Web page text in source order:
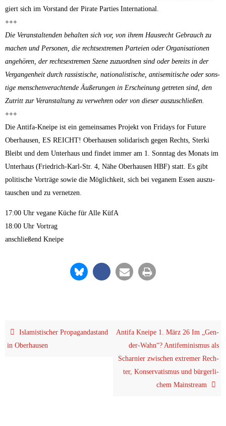
giert sich im Vor­stand der Pira­te Par­ties International.
+++
Die Ver­an­stal­ten­den behal­ten sich vor, von ihrem Haus­recht Gebrauch zu
machen und Per­so­nen, die rechts­extre­men Par­tei­en oder Orga­ni­sa­tio­nen
ange­hö­ren, der rechts­extre­men Sze­ne zuzu­ord­nen sind oder bereits in der
Ver­gan­gen­heit durch ras­sis­ti­sche, natio­na­lis­ti­sche, anti­se­mi­ti­sche oder sons­
ti­ge men­schen­ver­ach­ten­de Äuße­run­gen in Erschei­nung getre­ten sind, den
Zutritt zur Ver­an­stal­tung zu ver­weh­ren oder von die­ser auszuschließen.
+++
Die Anti­fa-Knei­pe ist ein gemein­sa­mes Pro­jekt von Fri­days for Future
Ober­hau­sen, ES REICHT! Ober­hau­sen soli­da­risch gegen Rechts, Ster­ki
Bleibt und dem Unter­haus und fin­det immer am 1. Sonn­tag des Monats im
Unter­haus (Fried­rich-Karl-Str. 4, Nähe Ober­hau­sen HBF) statt. Es gibt
poli­ti­sche Vor­trä­ge sowie die Mög­lich­keit, sich bei vega­nem Essen aus­zu­
tau­schen und zu vernetzen.
17:00 Uhr vega­ne Küche für Alle KüfA
18:00 Uhr Vortrag
anschlie­ßend Kneipe
Isla­mis­ti­scher Pro­pa­gan­da­stand
in Oberhausen
Anti­fa Knei­pe 1. März 26 Im „Gen­
der-Wahn“? Anti­fe­mi­nis­mus als
Schar­nier zwi­schen extre­mer Rech­
ter, Kon­ser­va­tis­mus und bür­ger­li­
chem Mainstream